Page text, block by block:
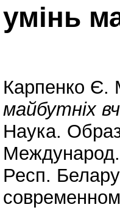
умінь
Карпенко Є.
майбутніх
Наука.
Международ.
Респ.